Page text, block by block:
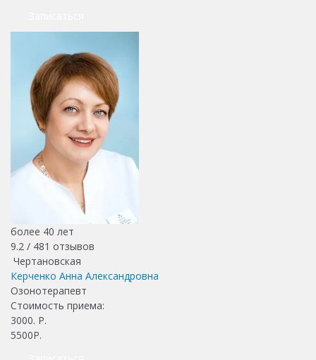
более 40 лет
9.2 / 481 отзывов
Чертановская
Керченко Анна Александровна
Озонотерапевт
Стоимость приема:
3000. Р.
5500Р.